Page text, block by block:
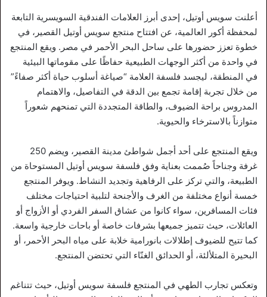
أعلنت سويس أوتيل، إحدى أبرز العلامات الفندقية السويسرية التابعة
لمحفظة أكور العالمية، عن افتتاح منتجع سويس أوتيل القصير، في
خطوة تعزز حضورها على ساحل البحر الأحمر في مصر. ويقع المنتجع
في واحدة من أكثر الوجهات الطبيعية حفاظًا على مقوماتها البيئية
في المنطقة، ليجسد فلسفة العلامة “صياغة أسلوب حياة أكثر صفاءً”
من خلال تجربة إقامة تجمع بين الدقة في التفاصيل، والاهتمام
المدروس براحة الضيوف، والطاقة المتجددة التي تمنحهم شعوراً
متوازناً بالاسترخاء والحيوية.
ويقع المنتجع على أحد أجمل شواطئ مدينة القصير، ويضم 250
غرفة وجناحاً صُممت بعناية وفق فلسفة سويس أوتيل المستوحاة من
الطبيعة، والتي تركز على الرفاهية وتجديد النشاط. ويوفر المنتجع
خمسة أنواع مختلفة من الغرف والأجنحة لتلبية احتياجات مختلف
فئات المسافرين، سواء كانوا من عشاق السفر الفردي أو الأزواج أو
العائلات، حيث تتميز جميعها بشرفات خاصة أو باحات خارجية واسعة.
كما تتيح للضيوف إطلالات بانورامية خلابة على مياه البحر الأحمر، أو
البحيرة المتلألئة، أو الحدائق الغنّاء التي تحتضن المنتجع.
وتعكس تجارب الطهي في المنتجع فلسفة سويس أوتيل، حيث تتناغم